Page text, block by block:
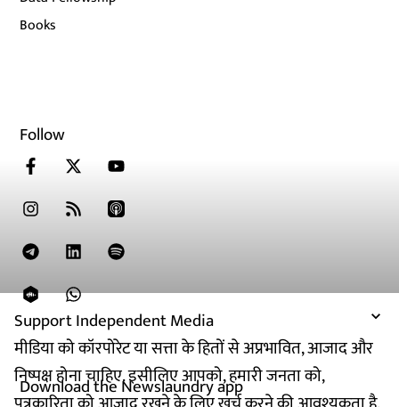
Support Independent Media
मीडिया को कॉरपोरेट या सत्ता के हितों से अप्रभावित, आजाद और
निष्पक्ष होना चाहिए. इसीलिए आपको, हमारी जनता को,
Books
Follow
Download the Newslaundry app